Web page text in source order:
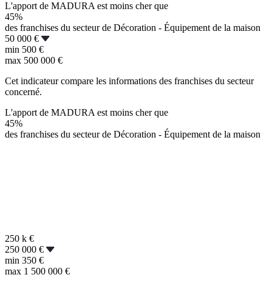
L'apport de MADURA est moins cher que
45%
des franchises du secteur de Décoration - Équipement de la maison
50 000 €
min 500 €
max 500 000 €
Cet indicateur compare les informations des franchises du secteur
concerné.
L'apport de MADURA est moins cher que
45%
des franchises du secteur de Décoration - Équipement de la maison
250 k €
250 000 €
min 350 €
max 1 500 000 €